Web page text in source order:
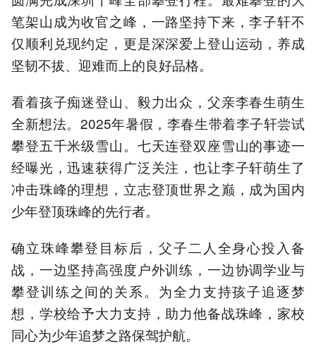
笔架山成为收官之峰，一路坚持下来，李子轩不
仅顺利兑现约定，更是深深爱上登山运动，养成
坚韧不拔、迎难而上的良好品格。
看着孩子痴迷登山、毅力出众，父亲李春生萌生
全新想法。2025年暑假，李春生带着李子轩尝试
攀登五千米级雪山。七天连登双座雪山的事迹一
经曝光，迅速获得广泛关注，也让李子轩萌生了
冲击珠峰的理想，立志登顶世界之巅，成为国内
少年登顶珠峰的先行者。
确立珠峰攀登目标后，父子二人全身心投入备
战，一边坚持高强度户外训练，一边协调学业与
攀登训练之间的关系。为全力支持孩子追逐梦
想，学校给予大力支持，助力他备战珠峰，家校
同心为少年追梦之路保驾护航。